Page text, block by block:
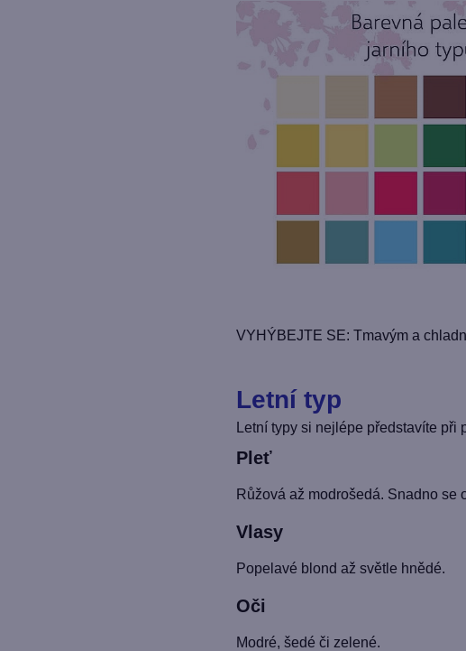
VYHÝBEJTE SE: Tmavým a
Letní typ
Letní typy si nejlépe představíte při
Pleť
Růžová až modrošedá. Snadno se
Vlasy
Popelavé blond až světle hnědé.
Oči
Modré, šedé či zelené.